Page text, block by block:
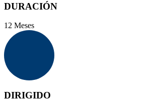
DURACIÓN
12 Meses
DIRIGIDO